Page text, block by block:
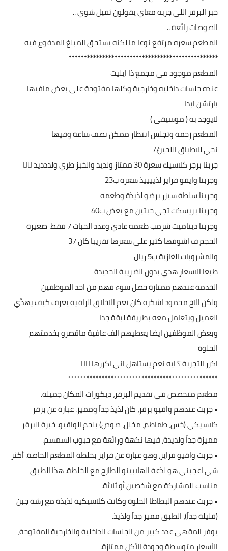
خبز البرقر اللي جربه معاي يقولون ثقيل شوي ..
الصوصات رائعة ..
المطعم سعره مرتفع نوعا ما لكنه يستحق المبلغ المدفوع فيه
*************************************************
المطعم موجود في مجمع ذا ايليت
عنده جلسات داخليه وخارجية وكلها مفتوحة على بعض مافيها
بارتشن ابدا
لايوجد به ( موسيقى )
المطعم زحمة وتجلس انتظار ممكن نصف ساعة وفيها
نجي للاطباق اللحين//
جربنا برجر كلاسيك سعرة 30 ممتاز ولذيذ والخبز طري ولذذذيذ 👌🏻
وجربنا وايقو فرايز لذييييذ سعره ب23
وجربنا سلطة سيزر برضو لذيذة وطعمه
وجربنا بريسكت تجي حبتين مع بعض ب40
وجربنا ديناميت شرمب طعمه عادي وعدد الحبات 7 فقط صغيرة
الحجم ف اشوفها كثير على سعرها تقريبا كان 37
والمشروبات الغازية ب5 ريال
طبعا الاسعار هذي بدون الضريبة الجديدة
الخدمة عندهم ممتازة حصل سوء فهم من احد الموظفين
ولكن الاخ محمود اشكره كان نعم الاخلاق الراقية يعرف كيف يهدِّي
العميل ويتعامل معه بطريقة لبقة جدا
وبعض الموظفين ايضا يعطيهم الف عافية ماقصرو بخدمتهم
الحلوة
اكرر التجربة ؟ ايه نعم يستاهل اني اكررها 👌🏻
*************************************************
مطعم متخصص في تقديم البرقر، ديكورات المكان جميلة.
• جربت عندهم واقيو برقر، كان لذيذ جداً ومميز. عبارة عن برقر
كلاسيكي (خس، طماطم، مخلل، صوص) بلحم الواقيو. خبرة البرقر
مميزة جداً ولذيذة، فيها نكهة ورائعة مع حبوب السمسم.
• جربت واقيو فرايز، وهو عبارة عن فرايز بخلطة المطعم الخاصة. أكثر
شي اعجبني هو لذعة الهلابينو الطازج مع الخلطة. هذا الطبق
مناسب للمشاركة مع شخصين أو ثلاثة.
• جربت عندهم البطاطا الحلوة وكانت كلاسيكية لذيذة مع رشة جبن
(قليلة جداً)، الطبق مميز جداً ولذيذ.
يوفر المقهى عدد كبير من الجلسات الداخلية والخارجية المفتوحة،
الأسعار متوسطة وجودة الأكل ممتازة.